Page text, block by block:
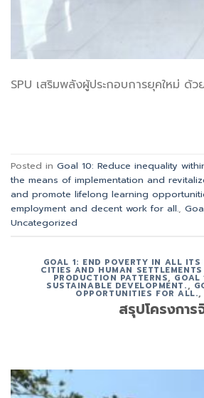
SPU เสริมพลังผู้ประกอบการยุคใหม่ ด้
Posted in Goal 10: Reduce inequality
the means of implementation and
and promote lifelong learning
employment and decent work for all.,
Uncategorized
GOAL 1: END POVERTY IN ALL ITS
CITIES AND HUMAN
PRODUCTION PATTERNS, GOAL
SUSTAINABLE DEVELOPMENT.,
OPPORTUNITIES FOR ALL.,
สรุปโครงกา